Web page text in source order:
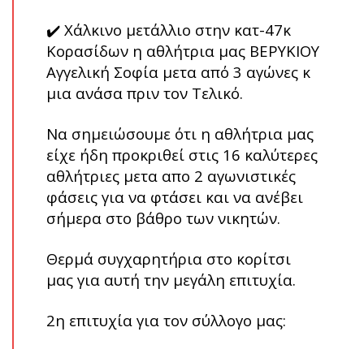
✔️ Χάλκινο μετάλλιο στην κατ-47κ
Κορασίδων η αθλήτρια μας ΒΕΡΥΚΙΟΥ
Αγγελική Σοφία μετα από 3 αγώνες κ
μια ανάσα πριν τον Τελικό.
Να σημειώσουμε ότι η αθλήτρια μας
είχε ήδη προκριθεί στις 16 καλύτερες
αθλήτριες μετα απο 2 αγωνιστικές
φάσεις για να φτάσει και να ανέβει
σήμερα στο βάθρο των νικητών.
Θερμά συγχαρητήρια στο κορίτσι
μας για αυτή την μεγάλη επιτυχία.
2η επιτυχία για τον σύλλογο μας: